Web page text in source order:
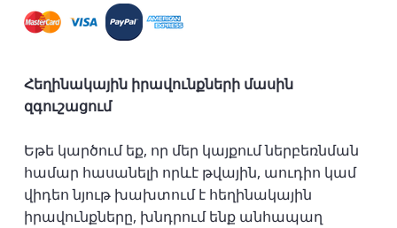
Հեղինակային իրավունքների մասին
զգուշացում
Եթե կարծում եք, որ մեր կայքում ներբեռնման
համար հասանելի որևէ թվային, աուդիո կամ
վիդեո նյութ խախտում է հեղինակային
իրավունքները, խնդրում ենք անհապաղ